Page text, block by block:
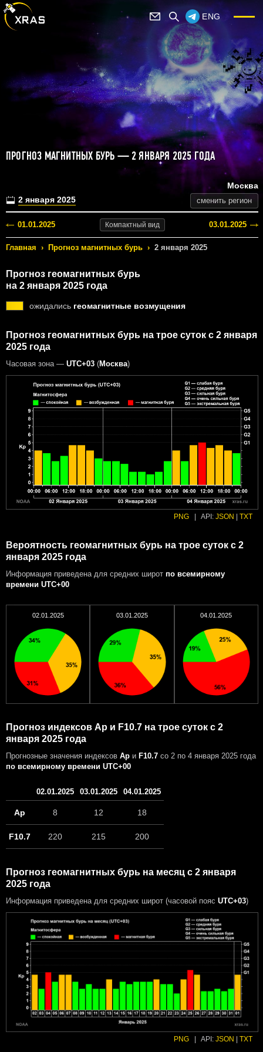
ENG
ПРОГНОЗ МАГНИТНЫХ БУРЬ — 2 ЯНВАРЯ 2025 ГОДА
2 января 2025
Москва
сменить регион
01.01.2025 Компактный вид 03.01.2025
Главная › Прогноз магнитных бурь › 2 января 2025
Прогноз геомагнитных бурь
на 2 января 2025 года
ожидались геомагнитные возмущения
Прогноз геомагнитных бурь на трое суток с 2 января
2025 года
Часовая зона — UTC+03 (Москва)
PNG API: JSON TXT
Вероятность геомагнитных бурь на трое суток с 2
января 2025 года
Информация приведена для средних широт по всемирному
времени UTC+00
02.01.2025 03.01.2025 04.01.2025
Прогноз индексов Ap и F10.7 на трое суток с 2
января 2025 года
Прогнозные значения индексов Ap и F10.7 со 2 по 4 января 2025 года
по всемирному времени UTC+00
02.01.2025 03.01.2025 04.01.2025
Ap 8 12 18
F10.7 220 215 200
Прогноз геомагнитных бурь на месяц с 2 января
2025 года
Информация приведена для средних широт (часовой пояс UTC+03)
PNG API: JSON TXT